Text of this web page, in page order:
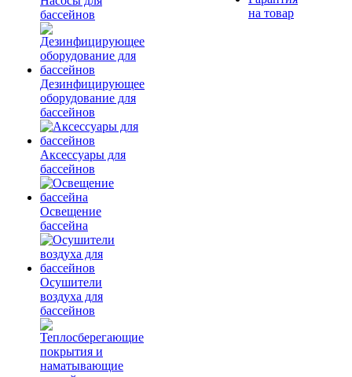
бассейнов
Дезинфицирующее
оборудование для
бассейнов
Аксессуары для
бассейнов
Освещение
бассейна
Осушители
воздуха для
бассейнов
на товар